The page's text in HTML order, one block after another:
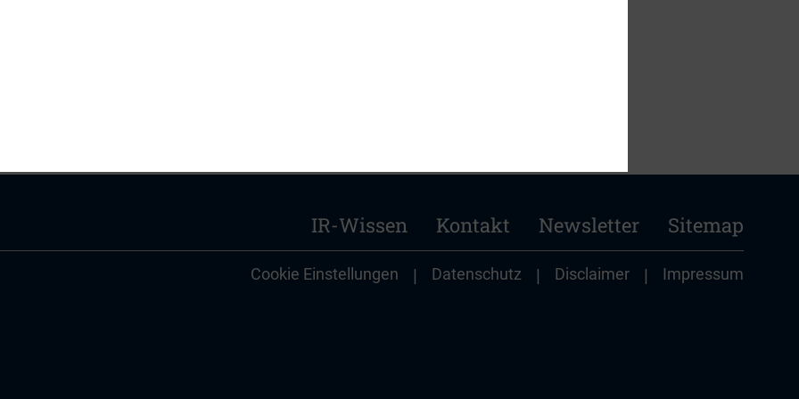
IR-Wissen Kontakt Newsletter Sitemap
Cookie Einstellungen | Datenschutz | Disclaimer | Impressum